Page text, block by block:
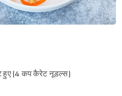
हुए (4 कप कैरेट नूडल्स)